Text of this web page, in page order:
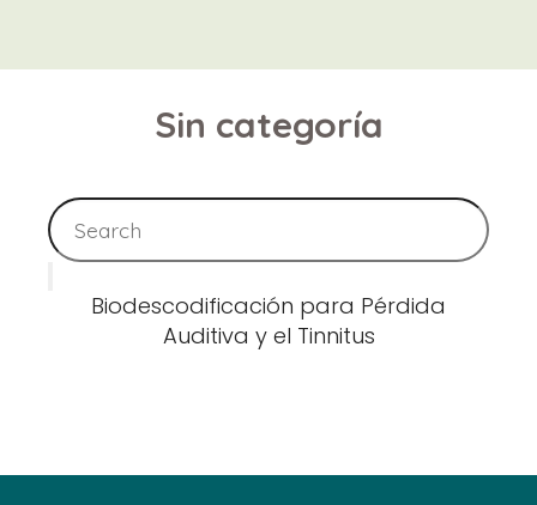
Sin categoría
Biodescodificación para Pérdida
Auditiva y el Tinnitus